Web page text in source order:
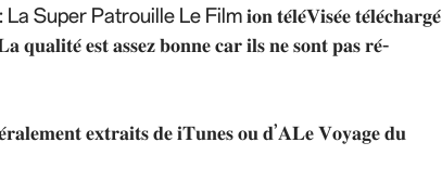
Super Patrouille Le Film 𝐢𝐨𝐧 𝐭𝐞́𝐥𝐞́𝐕𝐢𝐬𝐞́𝐞 𝐭𝐞́𝐥𝐞́𝐜𝐡𝐚𝐫𝐠𝐞́
𝐞𝐬𝐭 𝐚𝐬𝐬𝐞𝐳 𝐛𝐨𝐧𝐧𝐞 𝐜𝐚𝐫 𝐢𝐥𝐬 𝐧𝐞 𝐬𝐨𝐧𝐭 𝐩𝐚𝐬 𝐫𝐞́-
𝐞𝐱𝐭𝐫𝐚𝐢𝐭𝐬 𝐝𝐞 𝐢𝐓𝐮𝐧𝐞𝐬 𝐨𝐮 𝐝’𝐀𝐋𝐞 𝐕𝐨𝐲𝐚𝐠𝐞 𝐝𝐮